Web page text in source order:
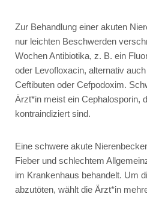
Zur Behandlung einer akuten
nur leichten Beschwerden
Wochen Antibiotika, z. B. ein
oder Levofloxacin, alternativ
Ceftibuten oder Cefpodoxim.
Ärzt*in meist ein Cephalosporin,
kontraindiziert sind.
Eine schwere akute
Fieber und schlechtem
im Krankenhaus behandelt. Um
abzutöten, wählt die Ärzt*in